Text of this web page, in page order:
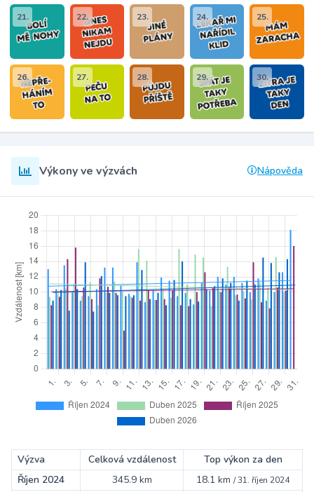
21. 22. 23. 24. 25.
26. 27. 28. 29. 30.
Výkony ve výzvách Nápověda
Výzva Celková vzdálenost
Top výkon za den
Říjen 2024
345.9 km 18.1 km /31. říjen 2024